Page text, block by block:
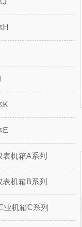
J
H
K
E
机箱A系列
机箱B系列
业机箱C系列